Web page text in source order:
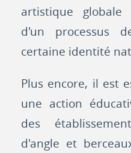
artistique
d'un processus
certaine identité
Plus encore, il est
une action
des
d'angle et